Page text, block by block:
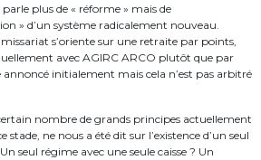
plus de « réforme » mais de
» d’un système radicalement nouveau.
s’oriente sur une retraite par points,
avec AGIRC ARCO plutôt que par
initialement mais cela n’est pas arbitré
nombre de grands principes actuellement
stade, ne nous a été dit sur l’existence d’un seul
seul régime avec une seule caisse ? Un